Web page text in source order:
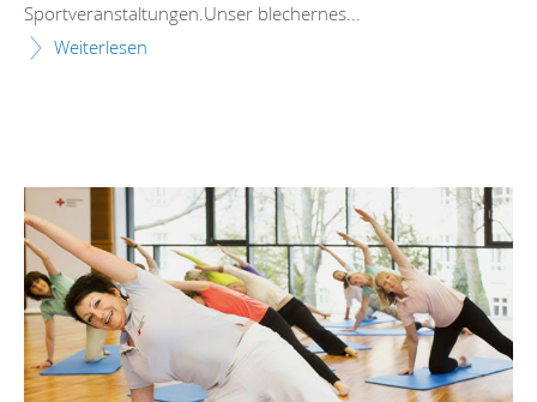
Sportveranstaltungen.Unser blechernes...
Weiterlesen